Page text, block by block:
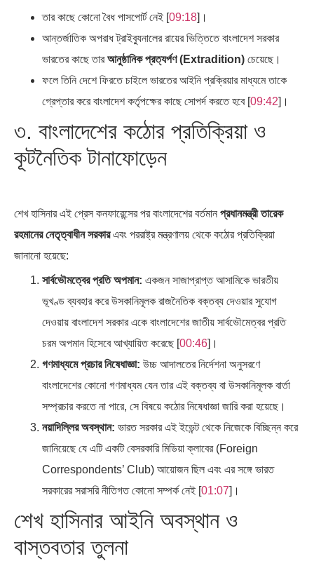
তার কাছে কোনো বৈধ পাসপোর্ট নেই [09:18]।
আন্তর্জাতিক অপরাধ ট্রাইব্যুনালের রায়ের ভিত্তিতে বাংলাদেশ সরকার
ভারতের কাছে তারআনুষ্ঠানিক প্রত্যর্পণ (Extradition) চেয়েছে।
ফলে তিনি দেশে ফিরতে চাইলে ভারতের আইনি প্রক্রিয়ার মাধ্যমে তাকে
গ্রেপ্তার করে বাংলাদেশ কর্তৃপক্ষের কাছে সোপর্দ করতে হবে [09:42]।
৩. বাংলাদেশের কঠোর প্রতিক্রিয়া ও
কূটনৈতিক টানাফোড়েন
শেখ হাসিনার এই প্রেস কনফারেন্সের পর বাংলাদেশের বর্তমান প্রধানমন্ত্রী তারেক
রহমানের নেতৃত্বাধীন সরকারএবং পররাষ্ট্র মন্ত্রণালয় থেকে কঠোর প্রতিক্রিয়া
জানানো হয়েছে:
সার্বভৌমত্বের প্রতি অপমান: একজন সাজাপ্রাপ্ত আসামিকে ভারতীয়
ভূখণ্ড ব্যবহার করে উসকানিমূলক রাজনৈতিক বক্তব্য দেওয়ার সুযোগ
দেওয়ায় বাংলাদেশ সরকার একে বাংলাদেশের জাতীয় সার্বভৌমেত্বর প্রতি
চরম অপমান হিসেবে আখ্যায়িত করেছে [00:46]।
গণমাধ্যমে প্রচার নিষেধাজ্ঞা: উচ্চ আদালতের নির্দেশনা অনুসরণে
বাংলাদেশের কোনো গণমাধ্যম যেন তার এই বক্তব্য বা উসকানিমূলক বার্তা
সম্প্রচার করতে না পারে, সে বিষয়ে কঠোর নিষেধাজ্ঞা জারি করা হয়েছে।
নয়াদিল্লির অবস্থান: ভারত সরকার এই ইভেন্ট থেকে নিজেকে বিচ্ছিন্ন করে
জানিয়েছে যে এটি একটি বেসরকারি মিডিয়া ক্লাবের (Foreign
Correspondents’ Club) আয়োজন ছিল এবং এর সঙ্গে ভারত
সরকারের সরাসরি নীতিগত কোনো সম্পর্ক নেই [01:07]।
শেখ হাসিনার আইনি অবস্থান ও
বাস্তবতার তুলনা